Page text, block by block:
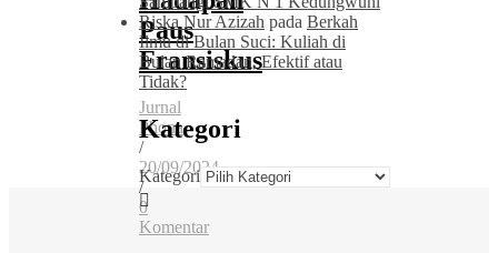
Paus
Fransiskus
Jurnal
Phona
/
20/09/2024
/
0
Komentar
Riska Nur Azizah pada Berkah
Ilmu di Bulan Suci: Kuliah di
Bulan Ramadan, Efektif atau
Tidak?
Kategori
Kategori